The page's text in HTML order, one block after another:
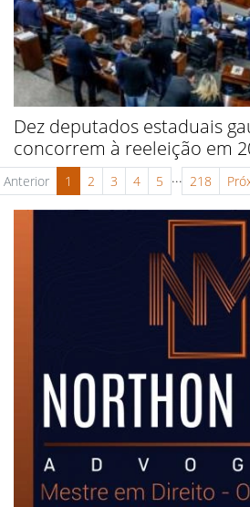
Dez deputados estaduais
concorrem à reeleição em
Anterior 1 2 3 4 5 ... 218